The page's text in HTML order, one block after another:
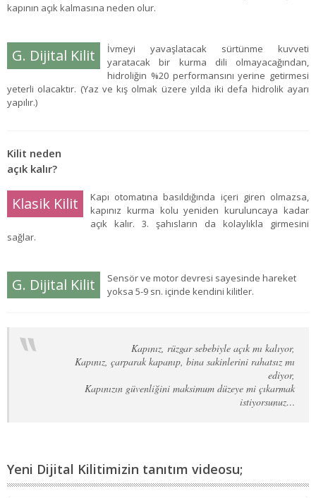
kapının açık kalmasına neden olur.
G. Dijital Kilit
İvmeyi yavaşlatacak sürtünme kuvveti
yaratacak bir kurma dili olmayacağından,
hidroliğin %20 performansını yerine getirmesi
yeterli olacaktır. (Yaz ve kış olmak üzere yılda iki defa hidrolik ayarı
yapılır.)
Kilit neden
açık kalır?
Klasik Kilit
Kapı otomatına basıldığında içeri giren olmazsa,
kapınız kurma kolu yeniden kuruluncaya kadar
açık kalır. 3. şahısların da kolaylıkla girmesini
sağlar.
G. Dijital Kilit
Sensör ve motor devresi sayesinde hareket
yoksa 5-9 sn. içinde kendini kilitler.
Kapınız, rüzgar sebebiyle açık mı kalıyor,
Kapınız, çarparak kapanıp, bina sakinlerini rahatsız mı
ediyor,
Kapınızın güvenliğini maksimum düzeye mi çıkarmak
istiyorsunuz…
Yeni Dijital Kilitimizin tanıtım videosu;